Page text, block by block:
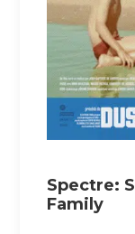
Spectre:
Family